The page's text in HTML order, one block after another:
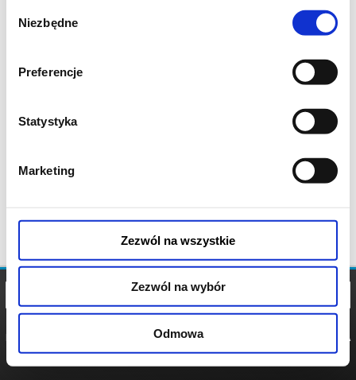
zgody
Niezbędne
Preferencje
Statystyka
Marketing
Zezwól na wszystkie
Zezwól na wybór
Odmowa
POLITYKA
POLITYKA